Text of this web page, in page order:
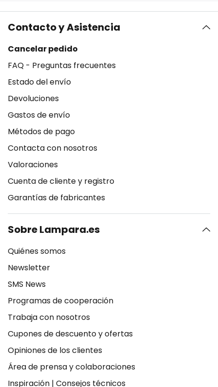
Contacto y Asistencia
Cancelar pedido
FAQ - Preguntas frecuentes
Estado del envío
Devoluciones
Gastos de envío
Métodos de pago
Contacta con nosotros
Valoraciones
Cuenta de cliente y registro
Garantías de fabricantes
Sobre Lampara.es
Quiénes somos
Newsletter
SMS News
Programas de cooperación
Trabaja con nosotros
Cupones de descuento y ofertas
Opiniones de los clientes
Área de prensa y colaboraciones
Inspiración | Consejos técnicos